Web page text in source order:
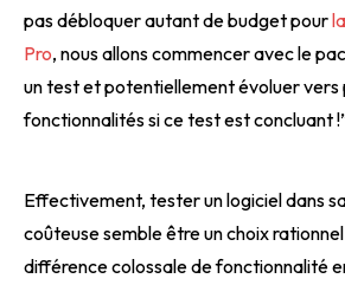
pas débloquer autant de budget pour
Pro, nous allons commencer avec le
un test et potentiellement évoluer vers
fonctionnalités si ce test est concluant
Effectivement, tester un logiciel dans
coûteuse semble être un choix
différence colossale de fonctionnalité